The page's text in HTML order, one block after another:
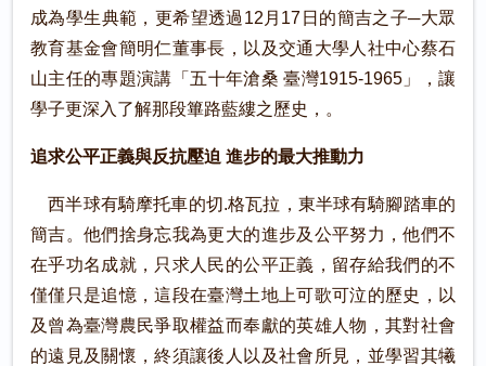
成為學生典範，更希望透過12月17日的簡吉之子─大眾
教育基金會簡明仁董事長，以及交通大學人社中心蔡石
山主任的專題演講「五十年滄桑 臺灣1915-1965」，讓
學子更深入了解那段篳路藍縷之歷史，。
追求公平正義與反抗壓迫 進步的最大推動力
西半球有騎摩托車的切.格瓦拉，東半球有騎腳踏車的
簡吉。他們捨身忘我為更大的進步及公平努力，他們不
在乎功名成就，只求人民的公平正義，留存給我們的不
僅僅只是追憶，這段在臺灣土地上可歌可泣的歷史，以
及曾為臺灣農民爭取權益而奉獻的英雄人物，其對社會
的遠見及關懷，終須讓後人以及社會所見，並學習其犧